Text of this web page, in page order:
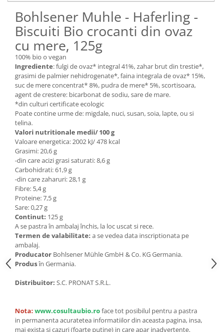
Bomboane, Caramele si Jeleuri
Biscuiti si napolitane
Inghetata
Zahar si indulcitori
Batoane
Dulciuri bio
Guma de mestecat bio
Snacksuri
Seminte, fructe uscate, samburi
Mixuri, condimente si mirodenii
Mixuri
Condimente
Mirodenii
Maioneza bio
Pesto Bio
Semipreparate
Specialitati si produse asiatice
Bohlsener Muhle - Haferling -
Biscuiti Bio crocanti din ovaz
cu mere, 125g
100% bio o vegan
Ingrediente: fulgi de ovaz* integral 41%, zahar brut din trestie*,
grasimi de palmier nehidrogenate*, faina integrala de ovaz* 15%,
suc de mere concentrat* 8%, pudra de mere* 5%, scortisoara,
agent de crestere: bicarbonat de sodiu, sare de mare.
*din culturi certificate ecologic
Poate contine urme de: migdale, nuci, susan, soia, lapte, ou si
telina.
Valori nutritionale medii/ 100 g
Valoare energetica: 2002 kJ/ 478 kcal
Grasimi: 20,6 g
-din care acizi grasi saturati: 8,6 g
Carbohidrati: 61,9 g
-din care zaharuri: 28,1 g
Fibre: 5,4 g
Proteine: 7,5 g
Sare: 0,27 g
Continut: 125 g
A se pastra în ambalaj închis, la loc uscat si rece.
Termen de valabilitate: a se vedea data inscriptionata pe
ambalaj.
Producator Bohlsener Mühle GmbH & Co. KG Germania.
Produsîn Germania.
Distribuitor: S.C. PRONAT S.R.L.
Nota: www.cosultaubio.roface tot posibilul pentru a pastra
in permanenta acuratetea informatiilor din aceasta pagina, insa,
mai exista si cazuri (foarte putine) in care apar inadvertente.